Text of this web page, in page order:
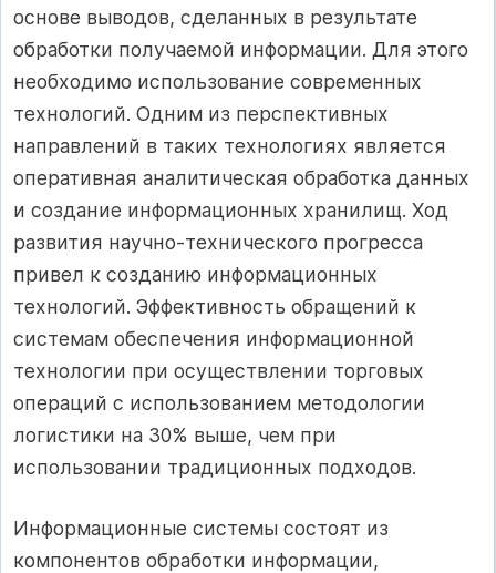
основе выводов, сделанных в результате
обработки получаемой информации. Для этого
необходимо использование современных
технологий. Одним из перспективных
направлений в таких технологиях является
оперативная аналитическая обработка данных
и создание информационных хранилищ. Ход
развития научно-технического прогресса
привел к созданию информационных
технологий. Эффективность обращений к
системам обеспечения информационной
технологии при осуществлении торговых
операций с использованием методологии
логистики на 30% выше, чем при
использовании традиционных подходов.
Информационные системы состоят из
компонентов обработки информации,